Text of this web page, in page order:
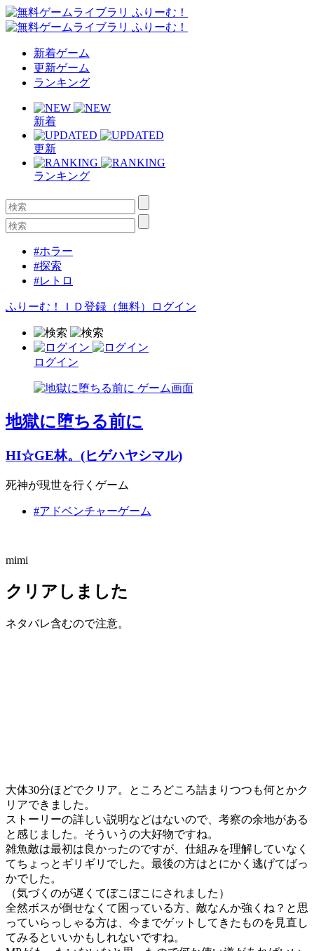
新着ゲーム
更新ゲーム
ランキング
新着
更新
ランキング
#ホラー
#探索
#レトロ
ふりーむ！ＩＤ登録（無料） ログイン
ログイン
地獄に堕ちる前に
HI☆GE林。(ヒゲハヤシマル)
死神が現世を行くゲーム
#アドベンチャーゲーム
mimi
クリアしました
ネタバレ含むので注意。
大体30分ほどでクリア。ところどころ詰まりつつも何とかク
リアできました。
ストーリーの詳しい説明などはないので、考察の余地がある
と感じました。そういうの大好物ですね。
雑魚敵は最初は良かったのですが、仕組みを理解していなく
てちょっとギリギリでした。最後の方はとにかく逃げてばっ
かでした。
（気づくのが遅くてぼこぼこにされました）
全然ボスが倒せなくて困っている方、敵なんか強くね？と思
っていらっしゃる方は、今までゲットしてきたものを見直し
てみるといいかもしれないですね。